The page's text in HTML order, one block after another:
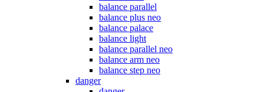
balance parallel
balance plus neo
balance palace
balance light
balance parallel neo
balance arm neo
balance step neo
danger